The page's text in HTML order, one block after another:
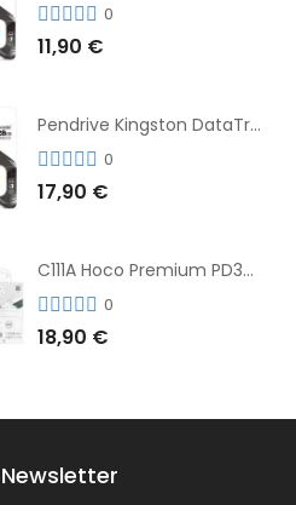
0
11,90 €
Pendrive Kingston DataTraveler® Exodia™ 128GB 3.2´
0
17,90 €
C111A Hoco Premium PD30W Adaptador de Carga Rápida Puerto Dual USB+Tipo C + Cable
0
18,90 €
Newsletter